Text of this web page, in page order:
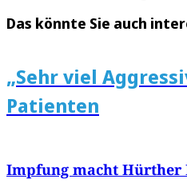
Das könnte Sie auch
„Sehr viel
Patienten
Impfung macht Hürther